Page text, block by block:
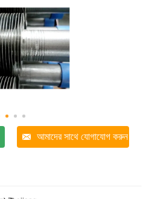
আমাদের সাথে যোগাযোগ করুন